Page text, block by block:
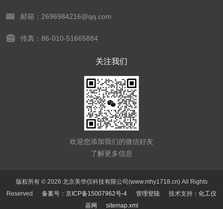
邮箱：2696984216@qq.com
传真：86-010-51665884
关注我们
欢迎您添加我们的微信好友
了解更多信息
版权所有 © 2026 北京美华仪科技有限公司(www.mhy1718.cn) All Rights
Reserved 备案号：京ICP备15007962号-4 管理登陆 技术支持： 化工仪
器网
sitemap.xml